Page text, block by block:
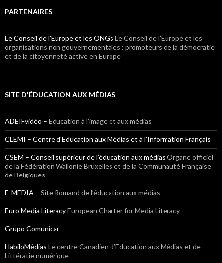
PARTENAIRES
Le Conseil de l'Europe et les ONGs Le Conseil de l’Europe et les
organisations non gouvernementales : promoteurs de la démocratie
et de la citoyenneté active en Europe
SITE D'ÉDUCATION AUX MÉDIAS
ADEIFvidéo – Education à l’image et aux médias
CLEMI – Centre d'Education aux Médias et à l'Information Français
CSEM – Conseil supérieur de l’éducation aux médias Organe officiel
de la Fédération Wallonie Bruxelles et de la Communauté Française
de Belgiques
E-MEDIA – Site Romand de l’éducation aux médias
Euro Media LiteracyEuropean Charter for Media Literacy
Grupo Comunicar
HabiloMédias Le centre Canadien d’Education aux Médias et de
Littératie numérique